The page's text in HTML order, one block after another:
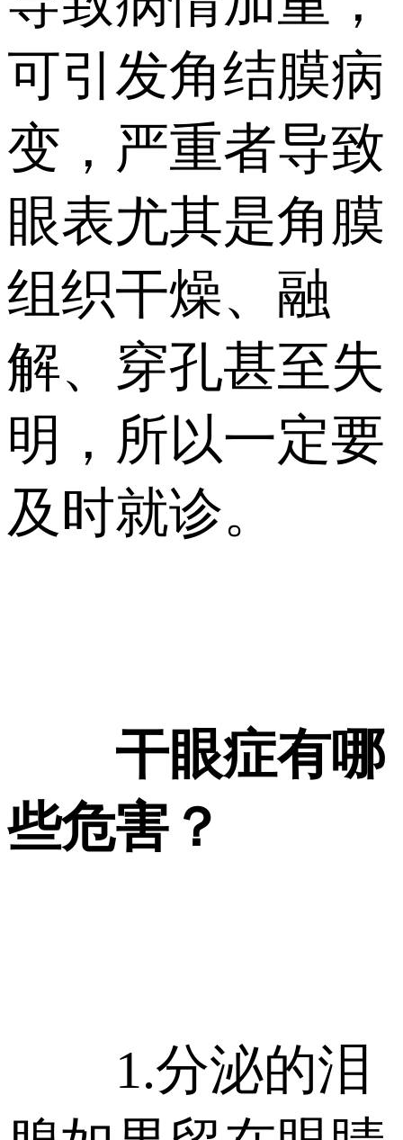
可引发角结膜病
变，严重者导致
眼表尤其是角膜
组织干燥、融
解、穿孔甚至失
明，所以一定要
及时就诊。
干眼症有哪
些危害？
1.分泌的泪